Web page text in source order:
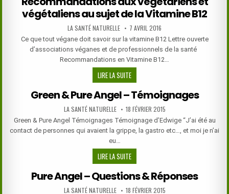
PURE
–
RECOMMANDATIONS
D’UTILISATION
végétaliens au sujet de la Vitamine B12
AUTHOR:
LA SANTÉ NATURELLE PUBLISHED
DATE:
7 AVRIL 2016
Ce que tout végane doit savoir sur la vitamine B12 Lettre ouverte
d’associations véganes et de professionnels de la santé
Recommandations en Vitamine B12…
LIRE LA SUITERECOMMANDATIONS
AUX
VÉGÉTARIENS
ET
VÉGÉTALIENS
AU
SUJET
LA
VITAMINE
B12
Green & Pure Angel – Témoignages
AUTHOR:
LA SANTÉ NATURELLE PUBLISHED
DATE:
18 FÉVRIER 2015
Green & Pure Angel Témoignages Témoignage d’Edwige “J’ai été au
contact de personnes qui avaient la grippe, la gastro etc…, et moi je n’ai
eu…
LIRE LA SUITEGREEN
&
PURE
ANGEL
Pure Angel – Questions & Réponses
AUTHOR:
LA SANTÉ NATURELLE PUBLISHED
18 FÉVRIER 2015